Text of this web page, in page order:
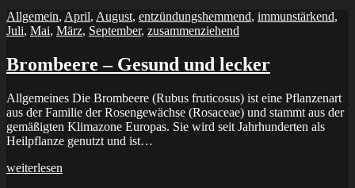
Allgemein, April, August, entzündungshemmend, immunstärkend,
Juli, Mai, März, September, zusammenziehend
Brombeere – Gesund und lecker
Allgemeines Die Brombeere (Rubus fruticosus) ist eine Pflanzenart
aus der Familie der Rosengewächse (Rosaceae) und stammt aus der
gemäßigten Klimazone Europas. Sie wird seit Jahrhunderten als
Heilpflanze genutzt und ist…
weiterlesen